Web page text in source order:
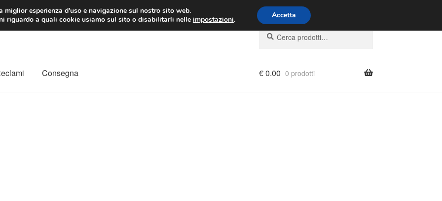
EUR Lun-Ven 9:00 - 16:00 800 580 290
Cerca:
Cerca
Consegna €0.00 0 prodotti
esperienza d'uso e navigazione sul nostro sito web.
riguardo a quali cookie usiamo sul sito o disabilitarli nelle impostazioni. Accetta